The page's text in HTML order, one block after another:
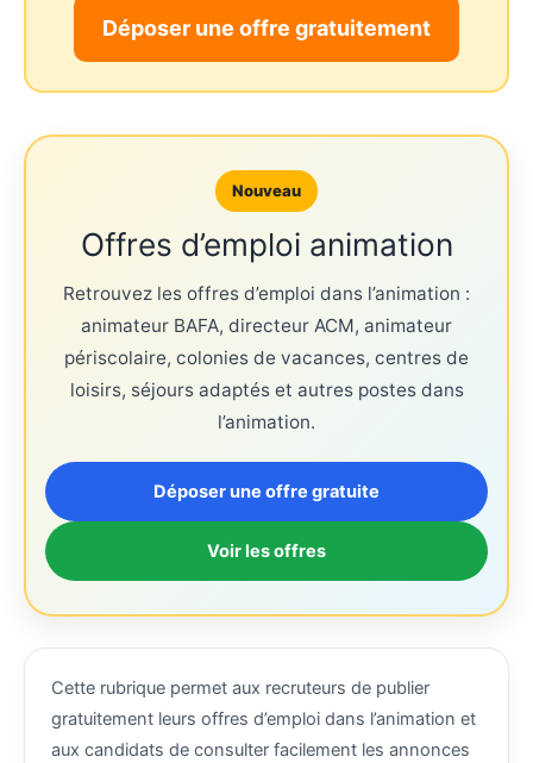
Déposer une offre gratuitement
Nouveau
Offres d’emploi animation
Retrouvez les offres d’emploi dans l’animation :
animateur BAFA, directeur ACM, animateur
périscolaire, colonies de vacances, centres de
loisirs, séjours adaptés et autres postes dans
l’animation.
Déposer une offre gratuite
Voir les offres
Cette rubrique permet aux recruteurs de publier
gratuitement leurs offres d’emploi dans l’animation et
aux candidats de consulter facilement les annonces